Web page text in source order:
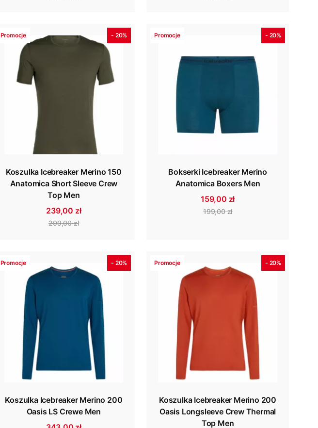
Promocje - 20%
Koszulka Icebreaker Merino 150
Anatomica Short Sleeve Crew
Top Men
239,00 zł
299,00 zł
Promocje - 20%
Bokserki Icebreaker Merino
Anatomica Boxers Men
159,00 zł
199,00 zł
Promocje - 20%
Koszulka Icebreaker Merino 200
Oasis LS Crewe Men
Promocje - 20%
Koszulka Icebreaker Merino 200
Oasis Longsleeve Crew Thermal
Top Men